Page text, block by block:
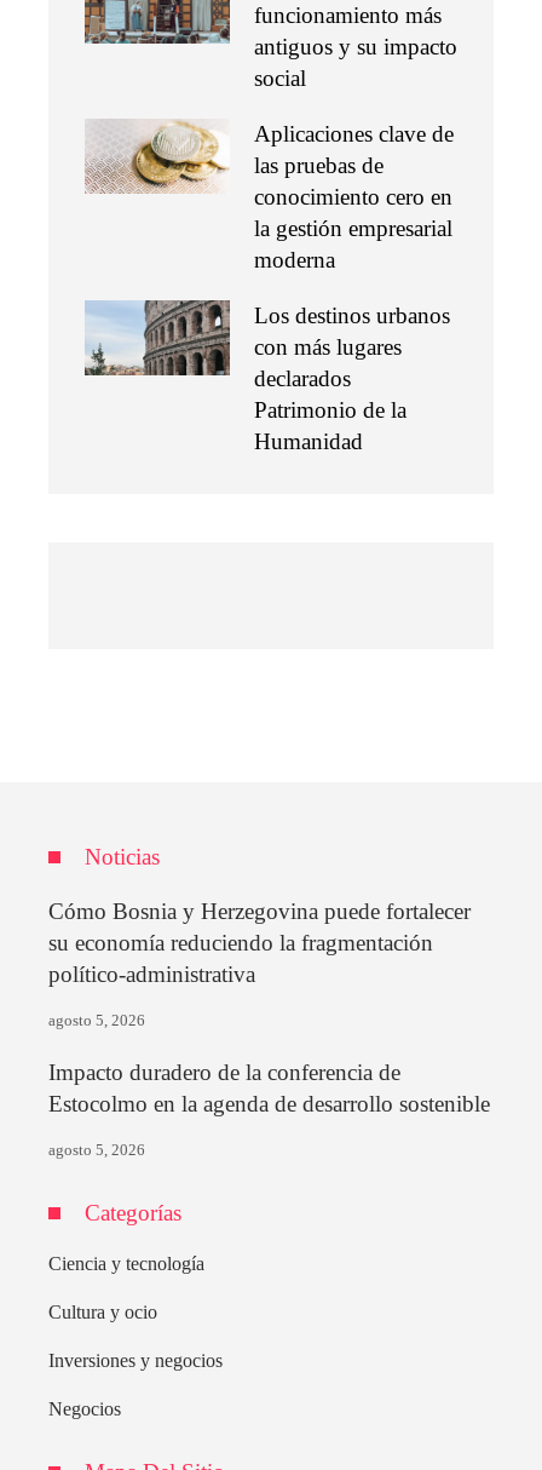
funcionamiento más
antiguos y su impacto
social
Aplicaciones clave de
las pruebas de
conocimiento cero en
la gestión empresarial
moderna
Los destinos urbanos
con más lugares
declarados
Patrimonio de la
Humanidad
Noticias
Cómo Bosnia y Herzegovina puede fortalecer
su economía reduciendo la fragmentación
político-administrativa
agosto 5, 2026
Impacto duradero de la conferencia de
Estocolmo en la agenda de desarrollo sostenible
agosto 5, 2026
Categorías
Ciencia y tecnología
Cultura y ocio
Inversiones y negocios
Negocios